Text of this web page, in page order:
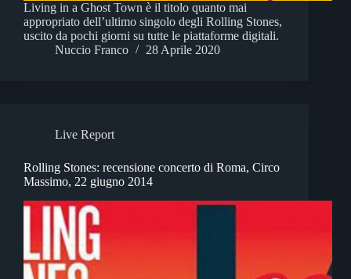
Living in a Ghost Town è il titolo quanto mai
appropriato dell’ultimo singolo degli Rolling Stones,
uscito da pochi giorni su tutte le piattaforme digitali.
Nuccio Franco
28 Aprile 2020
Live Report
Rolling Stones: recensione concerto di Roma, Circo
Massimo, 22 giugno 2014